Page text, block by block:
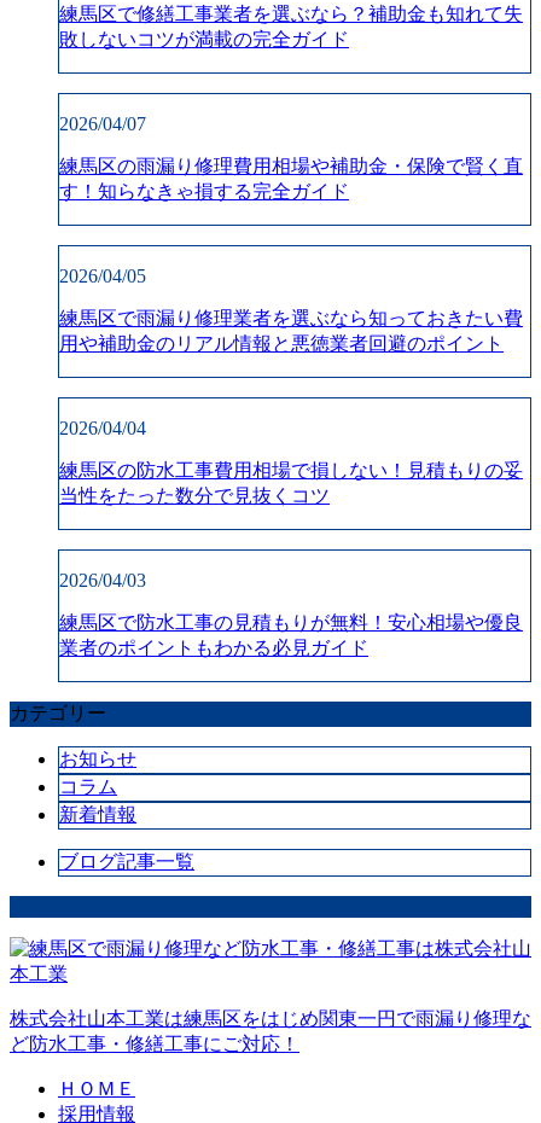
練馬区で修繕工事業者を選ぶなら？補助金も知れて失
敗しないコツが満載の完全ガイド
2026/04/07
練馬区の雨漏り修理費用相場や補助金・保険で賢く直
す！知らなきゃ損する完全ガイド
2026/04/05
練馬区で雨漏り修理業者を選ぶなら知っておきたい費
用や補助金のリアル情報と悪徳業者回避のポイント
2026/04/04
練馬区の防水工事費用相場で損しない！見積もりの妥
当性をたった数分で見抜くコツ
2026/04/03
練馬区で防水工事の見積もりが無料！安心相場や優良
業者のポイントもわかる必見ガイド
カテゴリー
お知らせ
コラム
新着情報
ブログ記事一覧
株式会社山本工業は練馬区をはじめ関東一円で雨漏り修理な
ど防水工事・修繕工事にご対応！
ＨＯＭＥ
採用情報